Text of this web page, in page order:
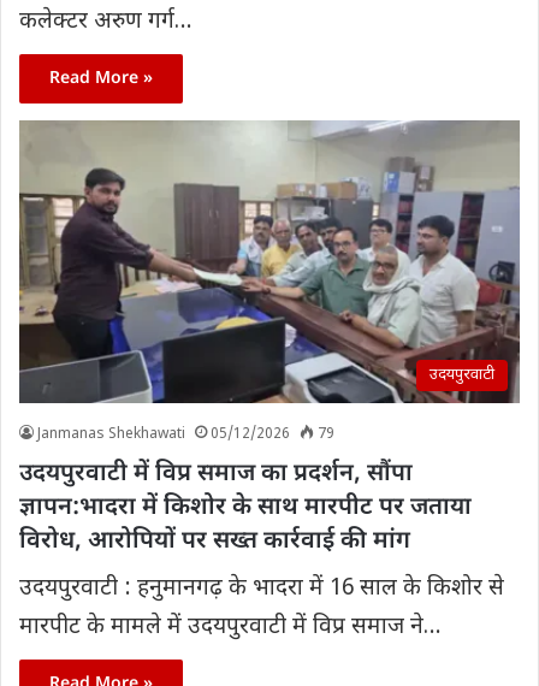
कलेक्टर अरुण गर्ग…
Read More »
उदयपुरवाटी
Janmanas Shekhawati 05/12/2026 79
उदयपुरवाटी में विप्र समाज का प्रदर्शन, सौंपा
ज्ञापन:भादरा में किशोर के साथ मारपीट पर जताया
विरोध, आरोपियों पर सख्त कार्रवाई की मांग
उदयपुरवाटी : हनुमानगढ़ के भादरा में 16 साल के किशोर से
मारपीट के मामले में उदयपुरवाटी में विप्र समाज ने…